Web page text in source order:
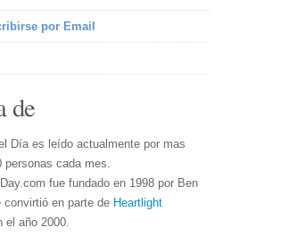
por Email
de
Día es leído actualmente por mas
personas cada mes.
fue fundado en 1998 por Ben
convirtió en parte de Heartlight
el año 2000.